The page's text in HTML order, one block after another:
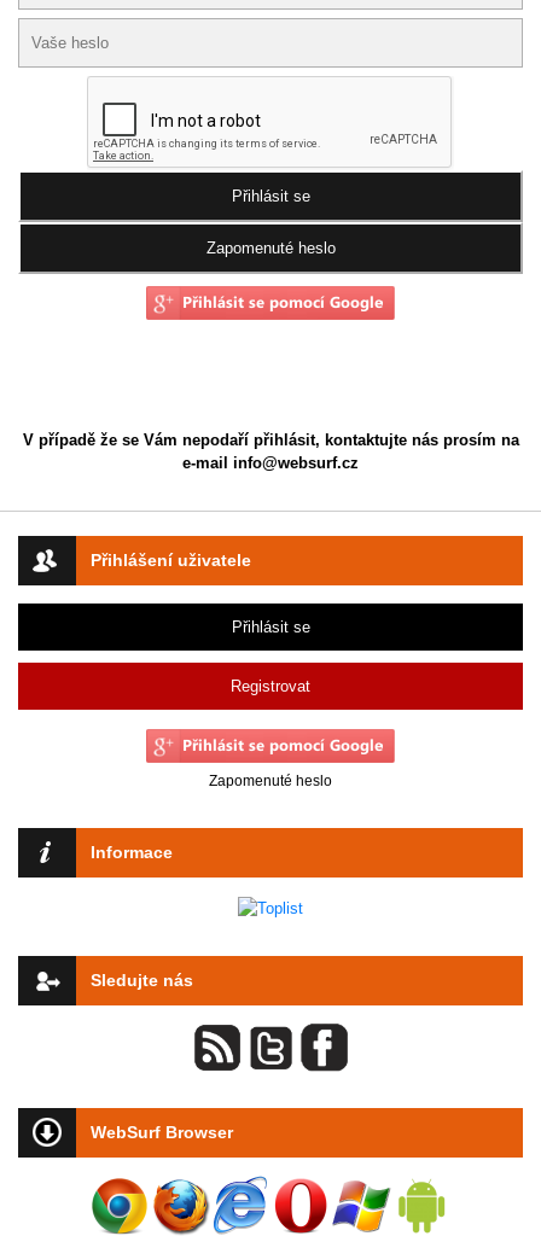
Přihlášení uživatele
Přihlásit se
Registrovat
Zapomenuté heslo
Informace
Sledujte nás
WebSurf Browser
V případě že se Vám nepodaří přihlásit, kontaktujte nás prosím na
e-mail info@websurf.cz